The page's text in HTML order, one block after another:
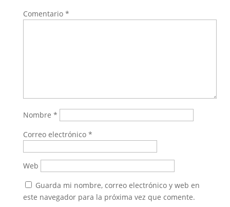
Comentario *
Nombre *
Correo electrónico *
Web
Guarda mi nombre, correo electrónico y web en
este navegador para la próxima vez que comente.